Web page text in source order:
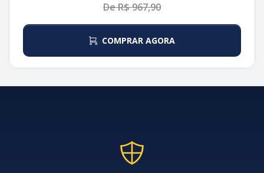
De R$ 967,90
COMPRAR AGORA